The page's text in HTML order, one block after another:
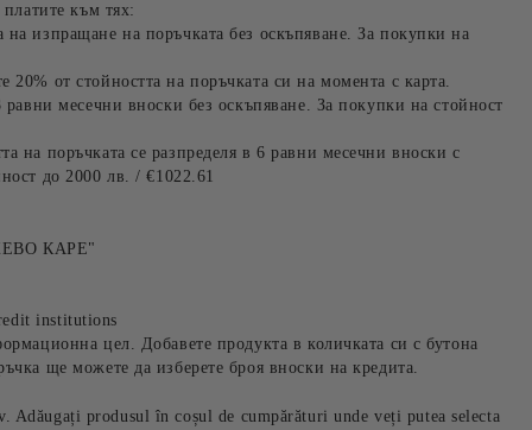
към тях:
изпращане на поръчката без оскъпяване. За покупки на
от стойността на поръчката си на момента с карта.
равни месечни вноски без оскъпяване. За покупки на стойност
на поръчката се разпределя в 6 равни месечни вноски с
до 2000 лв. / €1022.61
КАРЕ"
institutions
цел. Добавете продукта в количката си с бутона
ще можете да изберете броя вноски на кредита.
Adăugați produsul în coșul de cumpărături unde veți putea selecta